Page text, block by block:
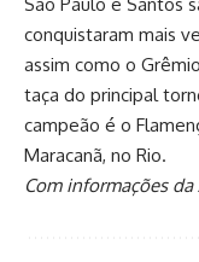
conquistaram mais
assim como o
taça do principal
campeão é o
Maracanã, no Rio.
Com informações